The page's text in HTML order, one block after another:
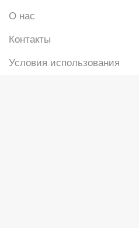
О нас
Контакты
Условия использования